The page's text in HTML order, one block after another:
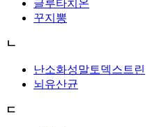
글루타치온
꾸지뽕
ㄴ
난소화성말토덱스트린
뇌유산균
ㄷ